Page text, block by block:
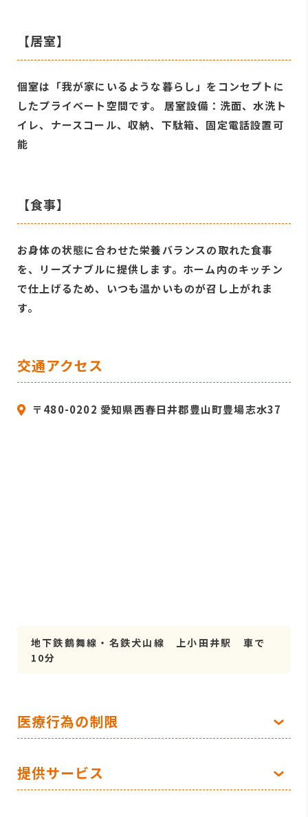
【居室】
個室は「我が家にいるような暮らし」をコンセプトに
したプライベート空間です。 居室設備：洗面、水洗ト
イレ、ナースコール、収納、下駄箱、固定電話設置可
能
【食事】
お身体の状態に合わせた栄養バランスの取れた食事
を、リーズナブルに提供します。ホーム内のキッチン
で仕上げるため、いつも温かいものが召し上がれま
す。
交通アクセス
〒480-0202 愛知県西春日井郡豊山町豊場志水37
地下鉄鶴舞線・名鉄犬山線 上小田井駅 車で
10分
医療行為の制限
提供サービス